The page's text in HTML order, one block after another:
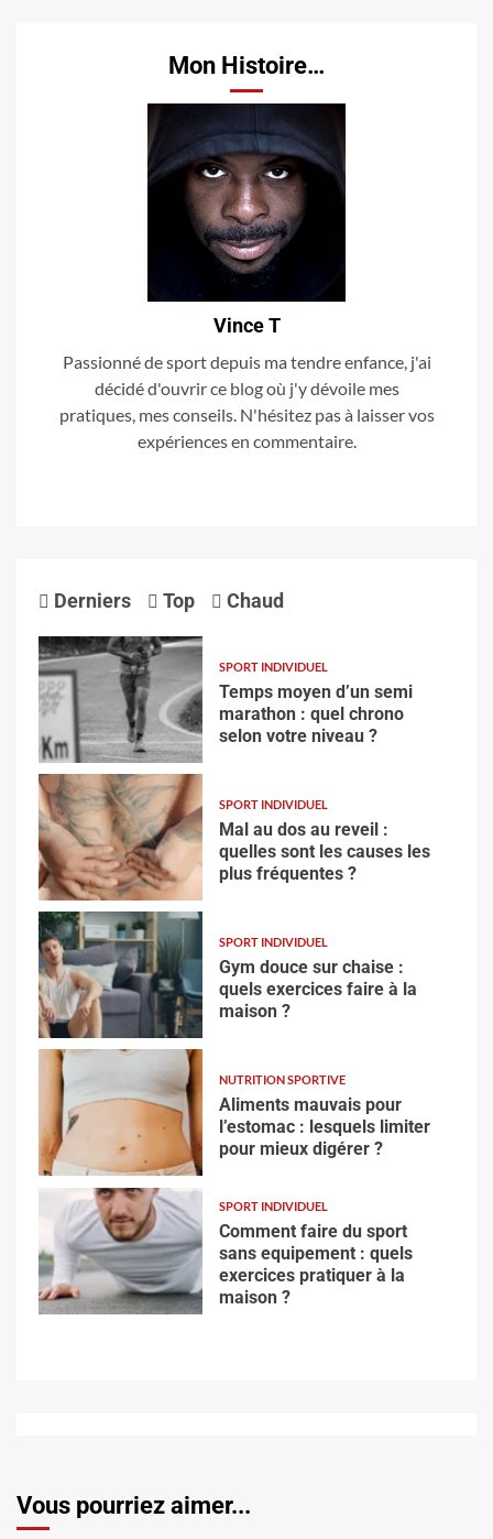
Mon Histoire…
Vince T
Passionné de sport depuis ma tendre enfance, j'ai
décidé d'ouvrir ce blog où j'y dévoile mes
pratiques, mes conseils. N'hésitez pas à laisser vos
expériences en commentaire.
Derniers Top Chaud
SPORT INDIVIDUEL
Temps moyen d’un semi
marathon : quel chrono
selon votre niveau ?
SPORT INDIVIDUEL
Mal au dos au reveil :
quelles sont les causes les
plus fréquentes ?
SPORT INDIVIDUEL
Gym douce sur chaise :
quels exercices faire à la
maison ?
NUTRITION SPORTIVE
Aliments mauvais pour
l’estomac : lesquels limiter
pour mieux digérer ?
SPORT INDIVIDUEL
Comment faire du sport
sans equipement : quels
exercices pratiquer à la
maison ?
Vous pourriez aimer...